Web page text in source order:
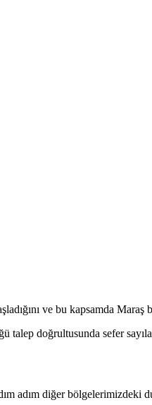
ve bu kapsamda Maraş
doğrultusunda sefer
adım diğer bölgelerimizdeki